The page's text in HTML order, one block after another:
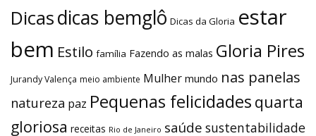
Dicasdicas bemglô Dicas da Gloria estar
bem Estilo família Fazendo as malas Gloria Pires
Jurandy Valença meio ambiente Mulher mundo nas panelas
natureza paz Pequenas felicidades quarta
gloriosa receitas Rio de Janeiro saúde sustentabilidade